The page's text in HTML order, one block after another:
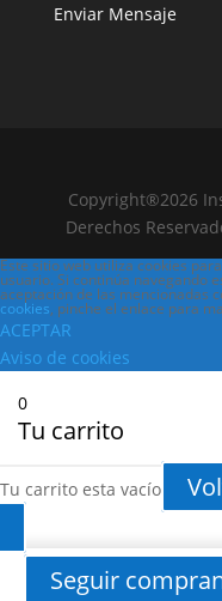
Enviar Mensaje
Copyright®2026
Derechos
Este sitio web utiliza cookies
usuario. Si continúa navegando
aceptación de las mencionadas
cookies, pinche el enlace para
ACEPTAR
Aviso de cookies
0
Tu carrito
Tu carrito esta vacío
Seguir